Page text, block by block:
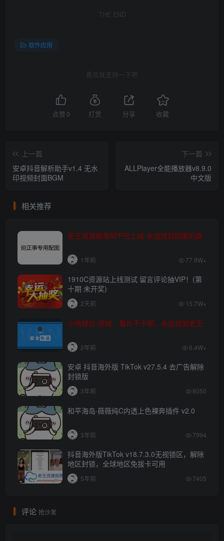
THE END
软件应用
喜欢就支持一下吧
点赞 0 打赏 分享 收藏
上一篇
安卓抖音解析助手v1.4 无水
印视频封面BGM
下一篇
ALLPlayer全能播放器v8.9.0
中文版
相关推荐
老王资源部落APP已上线-永远找到回家的路
1年前 77.9W+
1910C资源站上线测试 留言评论抽VIP！(第
十期 未开奖)
2天前 15.7W+
小地球仪-游戏、看片不卡顿，永远找到老王
2年前 6.4W+
安卓 抖音海外版 TikTok v27.5.4 去广告解除
封锁版
3年前 8050
和平海岛·薇薇纯C内透上色裸奔插件 v2.0
3年前 7994
抖音海外版TikTok v18.7.3.0无视锁区，解除
地区封锁，全球地区免拔卡可用
5年前 7405
评论 抢沙发